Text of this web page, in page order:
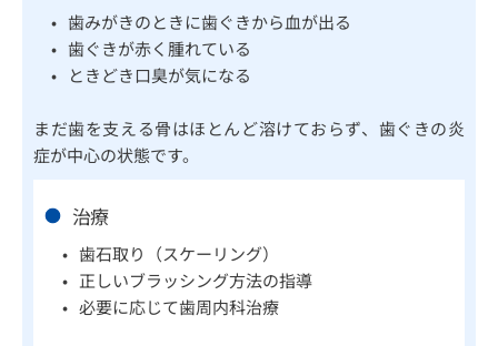
歯みがきのときに歯ぐきから血が出る
歯ぐきが赤く腫れている
ときどき口臭が気になる
まだ歯を支える骨はほとんど溶けておらず、歯ぐきの炎
症が中心の状態です。
治療
歯石取り（スケーリング）
正しいブラッシング方法の指導
必要に応じて歯周内科治療